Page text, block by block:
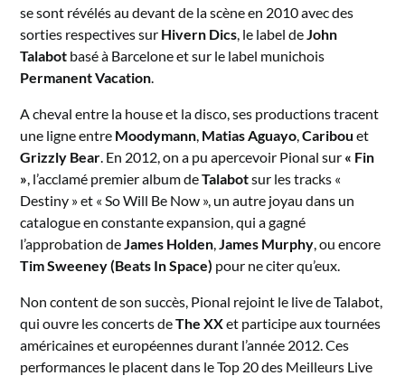
se sont révélés au devant de la scène en 2010 avec des
sorties respectives sur Hivern Dics , le label de John
Talabot basé à Barcelone et sur le label munichois
Permanent Vacation
A cheval entre la house et la disco, ses productions tracent
une ligne entre Moodymann Matias Aguayo ,Caribou et
Grizzly Bear . En 2012, on a pu apercevoir Pional sur « Fin
» , l’acclamé premier album deTalabotsur les tracks «
Destiny » et « So Will Be Now », un autre joyau dans un
catalogue en constante expansion, qui a gagné
l’approbation de James Holden James Murphy , ou encore
Tim Sweeney (Beats In Space) pour ne citer qu’eux.
Non content de son succès, Pional rejoint le live de Talabot,
qui ouvre les concerts deThe XXet participe aux tournées
américaines et européennes durant l’année 2012. Ces
performances le placent dans le Top 20 des Meilleurs Live